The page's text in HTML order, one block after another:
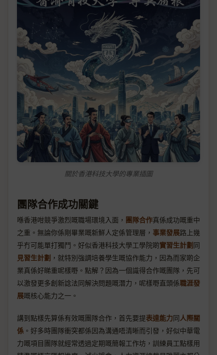
關於香港科技大學的專業插圖
團隊合作成功關鍵
喺香港咁競爭激烈嘅職場環境入面， 團隊合作真係成功嘅重中
之重。無論你係剛畢業嘅新鮮人定係管理層， 事業發展路上幾
乎冇可能單打獨鬥。好似香港科技大學工學院啲實習生計劃同
見習生計劃 ，就特別強調培養學生嘅協作能力，因為而家啲企
業真係好睇重呢樣嘢。點解？因為一個識得合作嘅團隊，先可
以激發更多創新諗法同解決問題嘅潛力，呢樣嘢直頭係職涯發
展嘅核心能力之一。
講到點樣先算係有效嘅團隊合作，首先要提表達能力同人際關
係 。好多時團隊衝突都係因為溝通唔清晰而引發，好似中華電
力嘅項目團隊就經常透過定期嘅簡報工作坊，訓練員工點樣用